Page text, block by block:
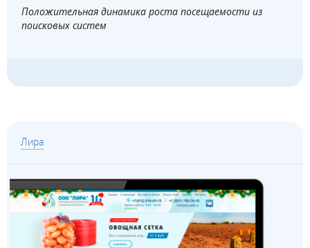
Положительная динамика роста посещаемости из
поисковых систем
Лира